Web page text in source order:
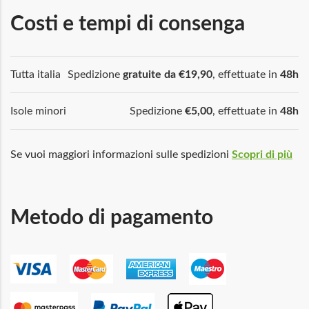
Costi e tempi di consenga
Tutta italia Spedizione gratuite da €19,90, effettuate in 48h
Isole minori Spedizione €5,00, effettuate in 48h
Se vuoi maggiori informazioni sulle spedizioni Scopri di più
Metodo di pagamento